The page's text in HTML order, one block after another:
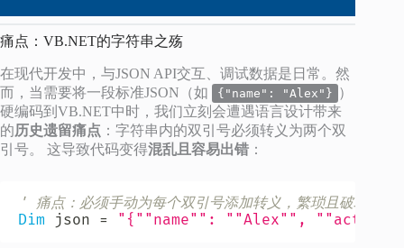
痛点：VB.NET的字符串之殇
在现代开发中，与JSON API交互、调试数据是日常。然
而，当需要将一段标准JSON（如
{"name": "Alex"} ）
硬编码到VB.NET中时，我们立刻会遭遇语言设计带来
的历史遗留痛点 ：字符串内的双引号必须转义为两个双
引号。 这导致代码变得混乱且容易出错 ：
' 痛点：必须手动为每个双引号添加转义，繁琐且破坏代码
Dim json = "{""name"": ""Alex"",